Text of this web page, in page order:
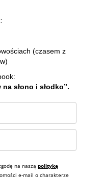
(czasem z
słono i słodko”.
na naszą politykę
e-mail o charakterze